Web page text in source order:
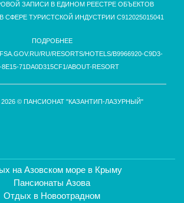
ЗАПИСИ В ЕДИНОМ РЕЕСТРЕ ОБЪЕКТОВ
СФЕРЕ ТУРИСТСКОЙ ИНДУСТРИИ С912025015041
ПОДРОБНЕЕ
RU/RESORTS/HOTELS/B9966920-C9D3-
8E15-71DA0D315CF1/ABOUT-RESORT
2026 © ПАНСИОНАТ "КАЗАНТИП-ЛАЗУРНЫЙ"
на Азовском море в Крыму
Пансионаты Азова
Отдых в Новоотрадном